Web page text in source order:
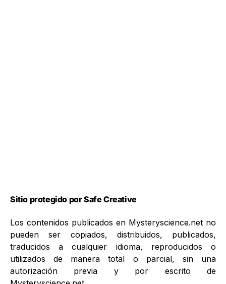
Sitio protegido por Safe Creative
Los contenidos publicados en Mysteryscience.net no
pueden ser copiados, distribuidos, publicados,
traducidos a cualquier idioma, reproducidos o
utilizados de manera total o parcial, sin una
autorización previa y por escrito de